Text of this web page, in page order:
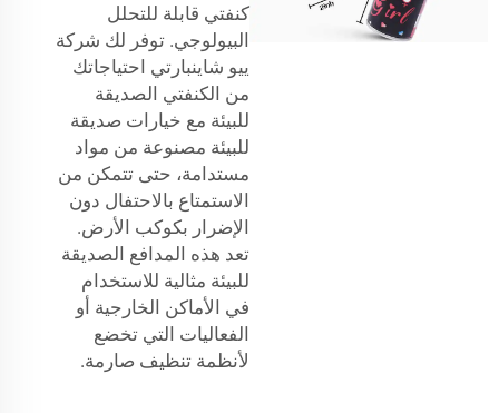
كنفتي قابلة للتحلل
البيولوجي. توفر لك شركة
ييو شاينبارتي احتياجاتك
من الكنفتي الصديقة
للبيئة مع خيارات صديقة
للبيئة مصنوعة من مواد
مستدامة، حتى تتمكن من
الاستمتاع بالاحتفال دون
الإضرار بكوكب الأرض.
تعد هذه المدافع الصديقة
للبيئة مثالية للاستخدام
في الأماكن الخارجية أو
الفعاليات التي تخضع
لأنظمة تنظيف صارمة.